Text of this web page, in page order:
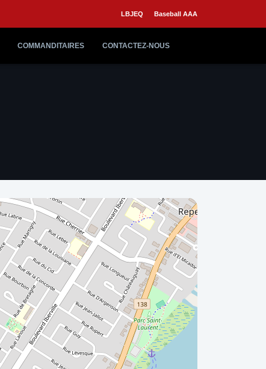
LBJEQ Baseball AAA
COMMANDITAIRES CONTACTEZ-NOUS